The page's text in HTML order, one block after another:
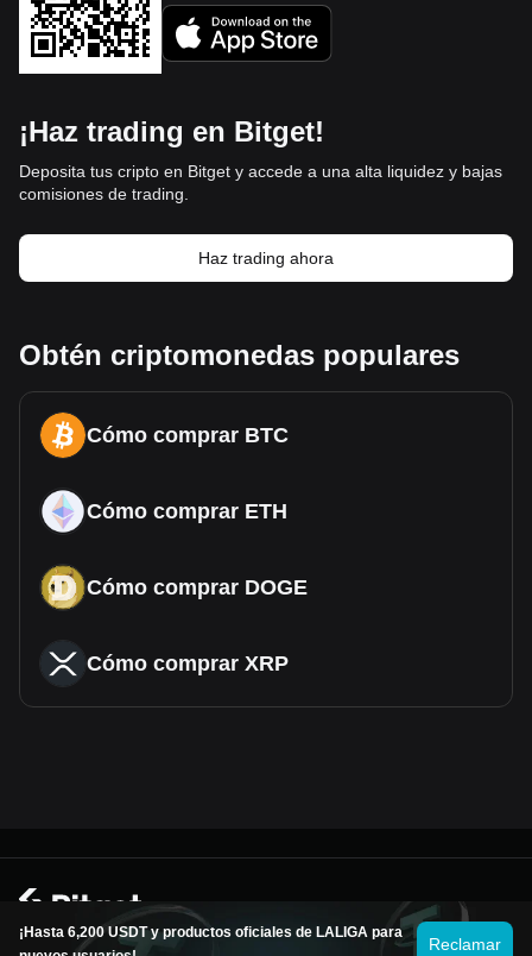
¡Haz trading en Bitget!
Deposita tus cripto en Bitget y accede a una alta liquidez y bajas
comisiones de trading.
Haz trading ahora
Obtén criptomonedas populares
Cómo comprar BTC
Cómo comprar ETH
Cómo comprar DOGE
Cómo comprar XRP
¡Hasta 6,200 USDT y productos oficiales de LALIGA para
Reclamar
© 2026 Bitget